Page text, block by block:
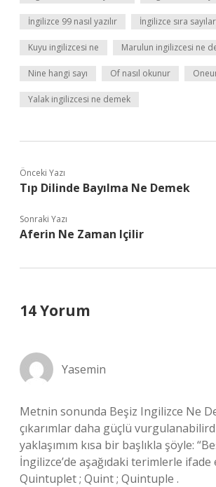
İngilizce 99 nasıl yazılır İngilizce sıra
Kuyu ingilizcesi ne Marulun ingilizcesi ne
Nine hangi sayı Of nasıl okunur
Yalak ingilizcesi ne demek
Önceki Yazı
Tıp Dilinde Bayılma Ne Demek
Sonraki Yazı
Aferin Ne Zaman Içilir
14 Yorum
Yasemin
Metnin sonunda Beşiz Ingilizce Ne
çıkarımlar daha güçlü
yaklaşımım kısa bir başlıkla şöyle:
İngilizce’de aşağıdaki terimlerle ifade
Quintuplet ; Quint ; Quintuple .